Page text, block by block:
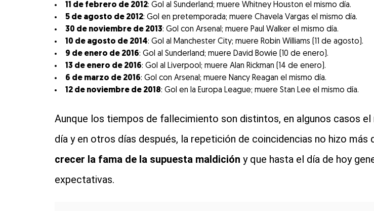
11 de febrero de 2012: Gol al Sunderland; muere Whitney Houston el mismo día.
5 de agosto de 2012: Gol en pretemporada; muere Chavela Vargas el mismo día.
30 de noviembre de 2013: Gol con Arsenal; muere Paul Walker el mismo día.
10 de agosto de 2014: Gol al Manchester City; muere Robin Williams (11 de agosto).
9 de enero de 2016: Gol al Sunderland; muere David Bowie (10 de enero).
13 de enero de 2016: Gol al Liverpool; muere Alan Rickman (14 de enero).
6 de marzo de 2016: Gol con Arsenal; muere Nancy Reagan el mismo día.
12 de noviembre de 2018: Gol en la Europa League; muere Stan Lee el mismo día.
Aunque los tiempos de fallecimiento son distintos, en algunos casos el
día y en otros días después, la repetición de coincidencias no hizo más
crecer la fama de la supuesta maldición y que hasta el día de hoy
expectativas.